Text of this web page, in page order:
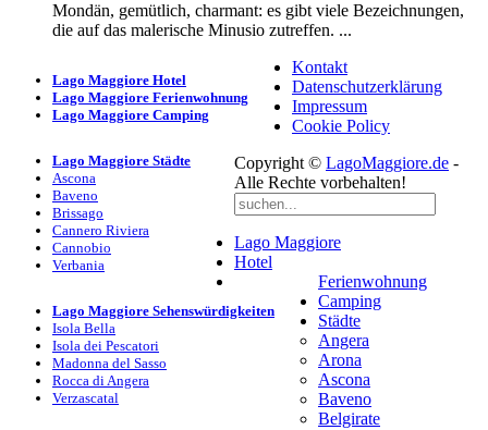
Mondän, gemütlich, charmant: es gibt viele Bezeichnungen,
die auf das malerische Minusio zutreffen. ...
Lago Maggiore Hotel
Lago Maggiore Ferienwohnung
Lago Maggiore Camping
Lago Maggiore Städte
Ascona
Baveno
Brissago
Cannero Riviera
Cannobio
Verbania
Lago Maggiore Sehenswürdigkeiten
Isola Bella
Isola dei Pescatori
Madonna del Sasso
Rocca di Angera
Verzascatal
Kontakt
Datenschutzerklärung
Impressum
Cookie Policy
Copyright © LagoMaggiore.de -
Alle Rechte vorbehalten!
Lago Maggiore
Hotel
Ferienwohnung
Camping
Städte
Angera
Arona
Ascona
Baveno
Belgirate